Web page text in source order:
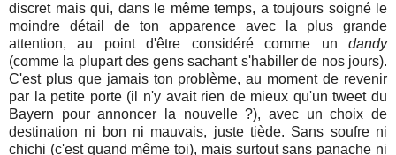
discret mais qui, dans le même temps, a toujours soigné le
moindre détail de ton apparence avec la plus grande
attention, au point d'être considéré comme un dandy
(comme la plupart des gens sachant s'habiller de nos jours).
C'est plus que jamais ton problème, au moment de revenir
par la petite porte (il n'y avait rien de mieux qu'un tweet du
Bayern pour annoncer la nouvelle ?), avec un choix de
destination ni bon ni mauvais, juste tiède. Sans soufre ni
chichi (c'est quand même toi), mais surtout sans panache ni